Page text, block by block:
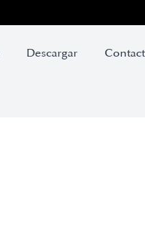
Descargar